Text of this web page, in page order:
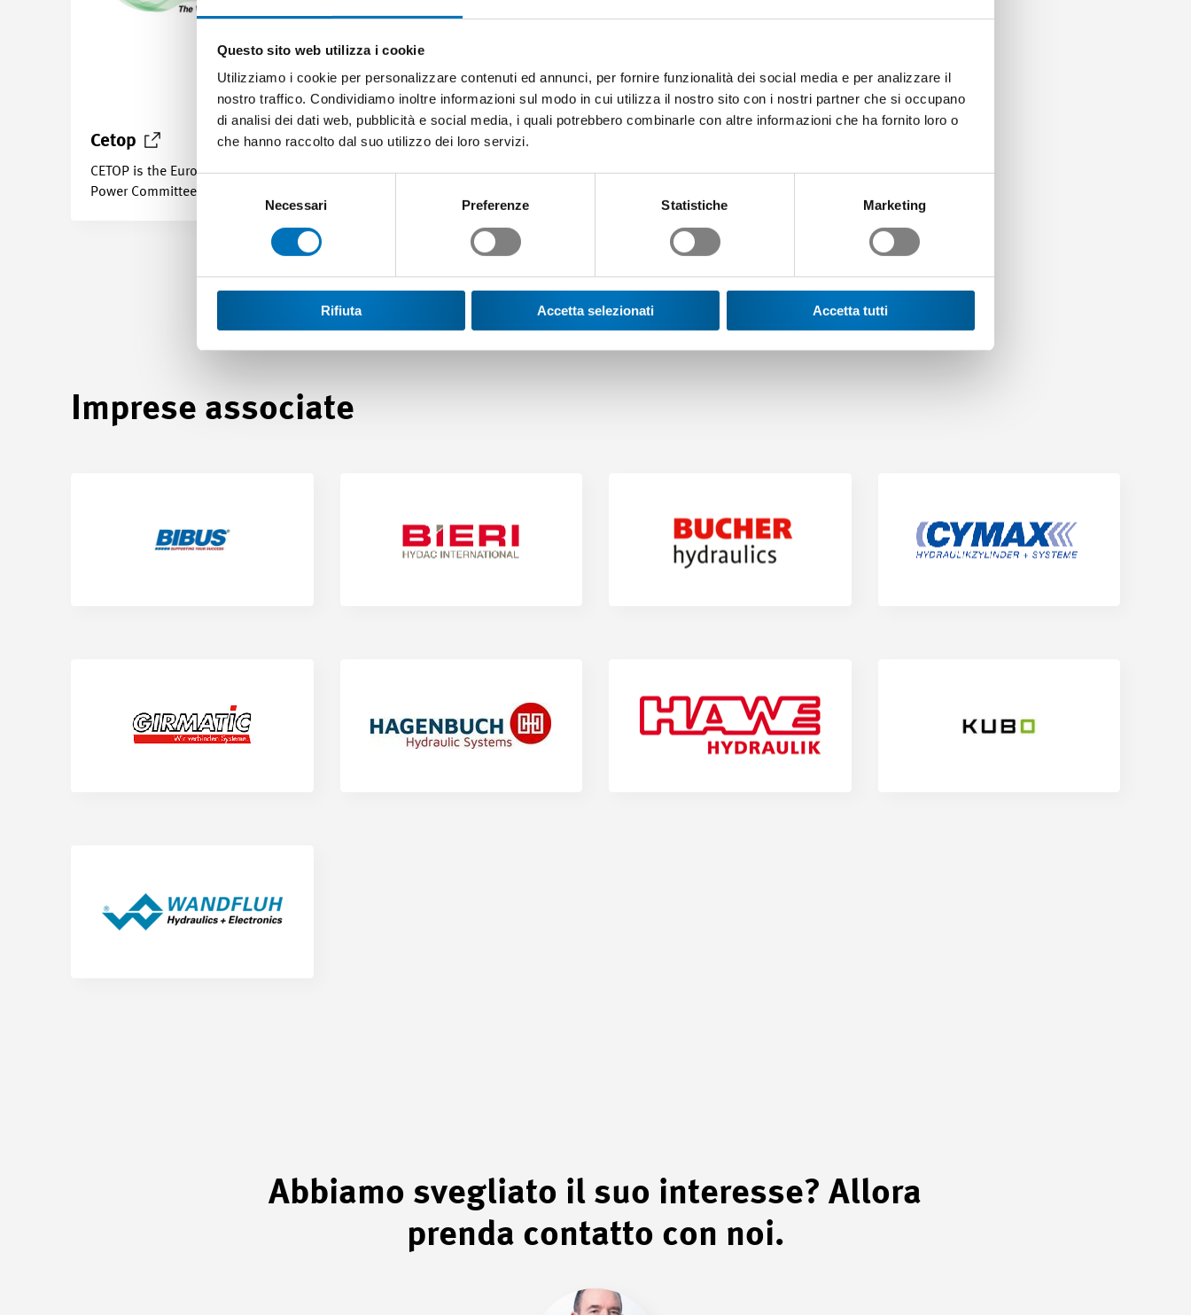
Questo sito web utilizza i cookie
Utilizziamo i cookie per personalizzare contenuti ed annunci, per fornire funzionalità dei social media e per analizzare il
nostro traffico. Condividiamo inoltre informazioni sul modo in cui utilizza il nostro sito con i nostri partner che si occupano
di analisi dei dati web, pubblicità e social media, i quali potrebbero combinarle con altre informazioni che ha fornito loro o
che hanno raccolto dal suo utilizzo dei loro servizi.
Necessari Preferenze Statistiche Marketing
Rifiuta Accetta selezionati Accetta tutti
Cetop
CETOP is the European Fluid
Power Committee
Imprese associate
Abbiamo svegliato il suo interesse? Allora
prenda contatto con noi.